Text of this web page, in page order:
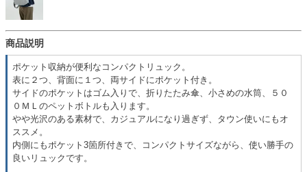
商品説明
ポケット収納が便利なコンパクトリュック。
表に２つ、背面に１つ、両サイドにポケット付き。
サイドのポケットはゴム入りで、折りたたみ傘、小さめの水筒、５０
０ＭＬのペットボトルも入ります。
やや光沢のある素材で、カジュアルになり過ぎず、タウン使いにもオ
ススメ。
内側にもポケット3箇所付きで、コンパクトサイズながら、使い勝手の
良いリュックです。